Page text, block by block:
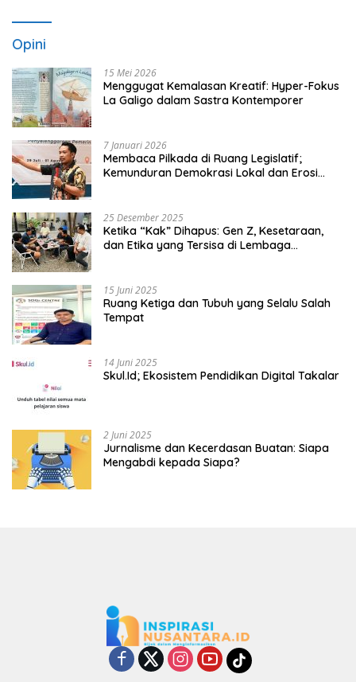
Opini
15 Mei 2026
Menggugat Kemalasan Kreatif: Hyper-Fokus
La Galigo dalam Sastra Kontemporer
7 Januari 2026
Membaca Pilkada di Ruang Legislatif;
Kemunduran Demokrasi Lokal dan Erosi
25 Desember 2025
Ketika “Kak” Dihapus: Gen Z, Kesetaraan,
dan Etika yang Tersisa di Lembaga
15 Juni 2025
Ruang Ketiga dan Tubuh yang Selalu Salah
Tempat
14 Juni 2025
Skul.Id; Ekosistem Pendidikan Digital Takalar
2 Juni 2025
Jurnalisme dan Kecerdasan Buatan: Siapa
Mengabdi kepada Siapa?